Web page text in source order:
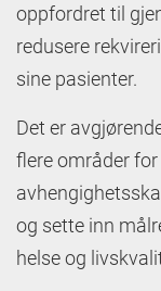
oppfordret til
redusere
sine pasienter.
Det er
flere områder
og sette inn
helse og